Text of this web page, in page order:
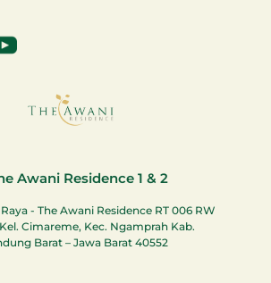
Awani Residence 1 & 2
- The Awani Residence RT 006 RW
Cimareme, Kec. Ngamprah Kab.
Barat – Jawa Barat 40552